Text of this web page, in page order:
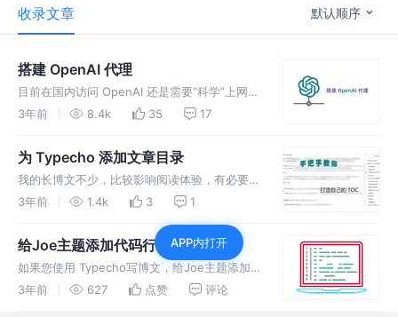
收录文章 默认顺序
搭建 OpenAI 代理
目前在国内访问 OpenAI 还是需要“科学”上网
的，更不用说调用 OpenAI API。本文分享一种
法
3年前 8.4k 35 17
为 Typecho 添加文章目录
我的长博文不少，比较影响阅读体验，有必要添
加一个文章目录功能。相比 Wordpress，
金那样为文章添加目录的插件，没一个合适的。
此类教程也不是很多，
3年前 1.4k 3 1
给Joe主题添加代码行号
如果您使用 Typecho写博文，给Joe主题添加
代码行号式比较简单的，只要您有一双善于发现
3年前 627 点赞 评论
APP内打开